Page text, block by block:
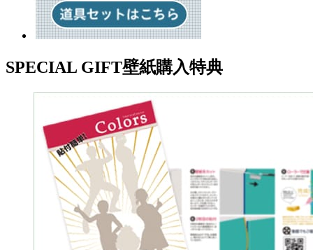
SPECIAL GIFT壁紙購入特典